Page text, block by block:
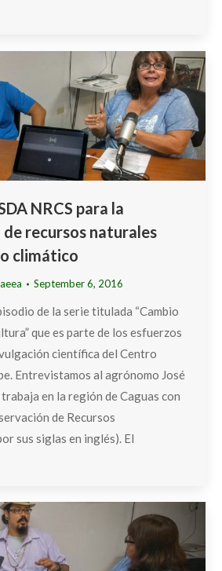
NRCS para la
recursos naturales
climático
September 6, 2016
de la serie titulada “Cambio
que es parte de los esfuerzos
científica del Centro
Entrevistamos al agrónomo José
en la región de Caguas con
de Recursos
sus siglas en inglés). El